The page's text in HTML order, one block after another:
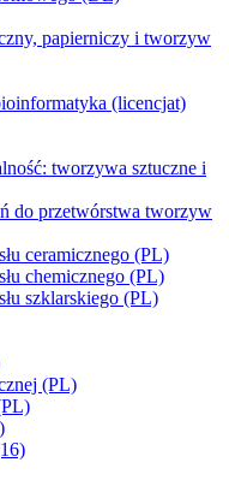
papierniczy i tworzyw
(licencjat)
tworzywa sztuczne i
do przetwórstwa tworzyw
ceramicznego (PL)
chemicznego (PL)
szklarskiego (PL)
(PL)